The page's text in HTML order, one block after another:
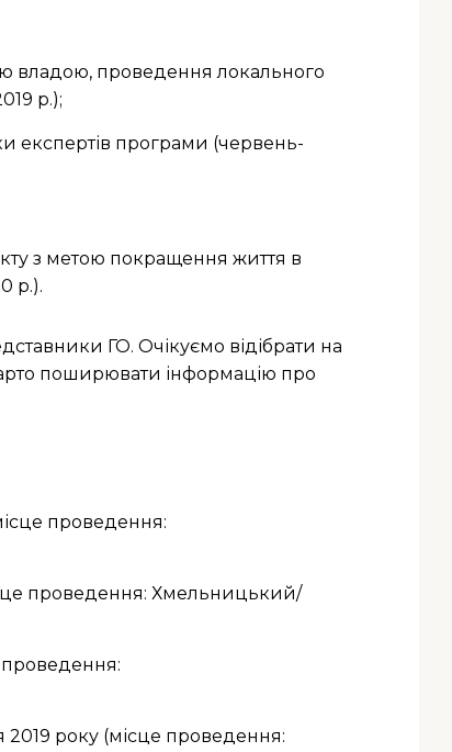
владою, проведення локального
р.);
експертів програми (червень-
з метою покращення життя в
р.).
ГО. Очікуємо відібрати на
поширювати інформацію про
проведення:
проведення: Хмельницький/
проведення:
2019 року (місце проведення: